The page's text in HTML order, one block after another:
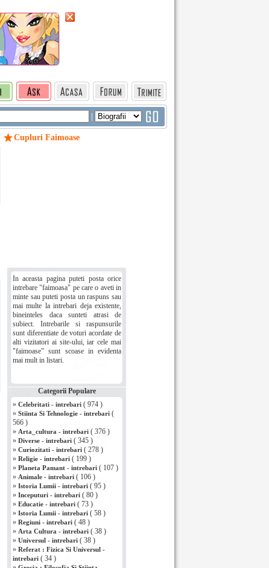
|
Cupluri Faimoase
In aceasta pagina puteti posta orice
intrebare "faimoasa" pe care o aveti in
minte sau puteti posta un raspuns sau
mai multe la intrebari deja existente,
bineinteles daca sunteti atrasi de
subiect. Intrebarile si raspunsurile
sunt diferentiate de voturi acordate de
alti vizitatori ai site-ului, iar cele mai
"faimoase" sunt scoase in evidenta
mai mult in listari.
Categorii Populare
» Celebritati - intrebari ( 974 )
» Stiinta Si Tehnologie - intrebari (
566 )
» Arta_cultura - intrebari ( 376 )
» Diverse - intrebari ( 345 )
» Curiozitati - intrebari ( 278 )
» Religie - intrebari ( 199 )
» Planeta Pamant - intrebari ( 107 )
» Animale - intrebari ( 106 )
» Istoria Lumii - intrebari ( 95 )
» Inceputuri - intrebari ( 80 )
» Educatie - intrebari ( 73 )
» Istoria Lumii - intrebari ( 58 )
» Regiuni - intrebari ( 48 )
» Arta Cultura - intrebari ( 38 )
» Universul - intrebari ( 38 )
» Referat : Fizica Si Universul -
intrebari ( 34 )